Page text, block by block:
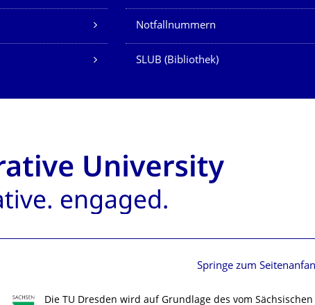
Notfallnummern
SLUB (Bibliothek)
Springe zum
Die TU Dresden wird auf Grundlage des vom Sächsischen